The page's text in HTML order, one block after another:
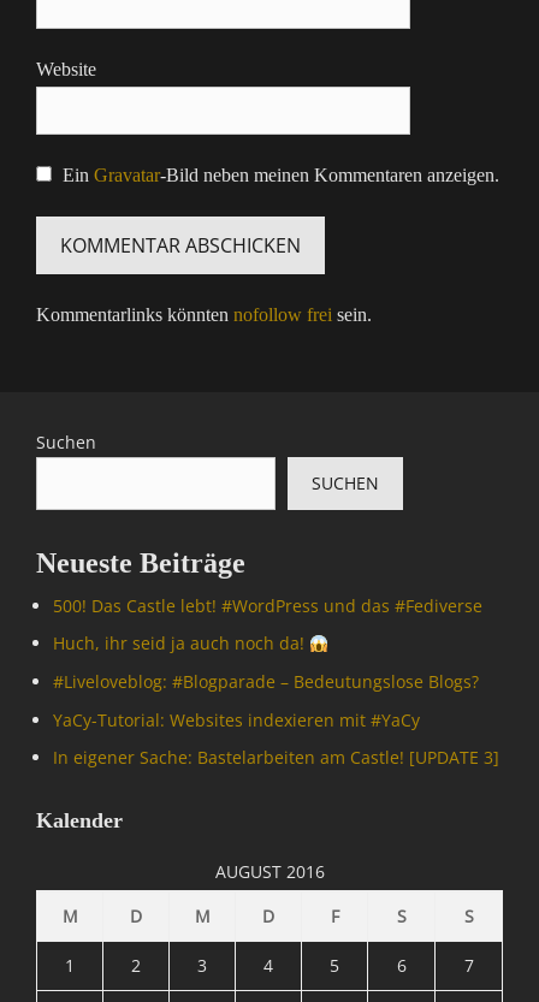
Website
Ein Gravatar-Bild neben meinen Kommentaren anzeigen.
Kommentarlinks könnten nofollow frei sein.
Suchen
SUCHEN
Neueste Beiträge
500! Das Castle lebt! #WordPress und das #Fediverse
Huch, ihr seid ja auch noch da!
#Livelove­blog: #Blogparade – Bedeutungslose Blogs?
YaCy-Tutorial: Websites indexieren mit #YaCy
In eigener Sache: Bastelarbeiten am Castle! [UPDATE 3]
Kalender
AUGUST 2016
M
D M D F S S
1 2 3 4 5 6 7